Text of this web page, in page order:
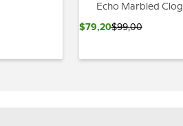
Echo Marbled Clog
$79,20$99,00